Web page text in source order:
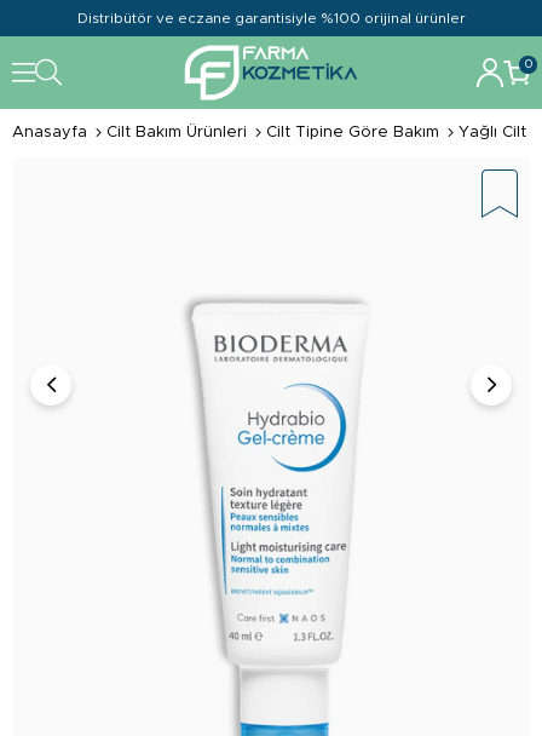
Distribütör ve eczane garantisiyle %100 orijinal ürünler
0
Anasayfa Cilt Bakım Ürünleri Cilt Tipine Göre Bakım Yağlı Cilt